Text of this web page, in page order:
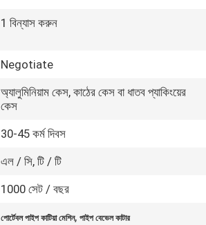
1 বিন্যাস করুন
Negotiate
অ্যালুমিনিয়াম কেস, কাঠের কেস বা ধাতব প্যাকিংয়ের
কেস
30-45 কর্ম দিবস
এল / সি, টি / টি
1000 সেট / বছর
পোর্টেবল পাইপ কাটিয়া মেশিন,পাইপ বেভেল কাটার